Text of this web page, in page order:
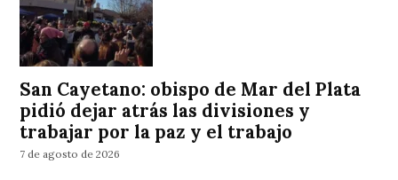
San Cayetano: obispo de Mar del Plata
pidió dejar atrás las divisiones y
trabajar por la paz y el trabajo
7 de agosto de 2026